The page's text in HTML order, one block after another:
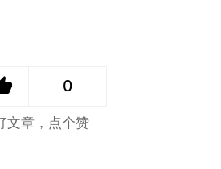
0
文章，点个赞